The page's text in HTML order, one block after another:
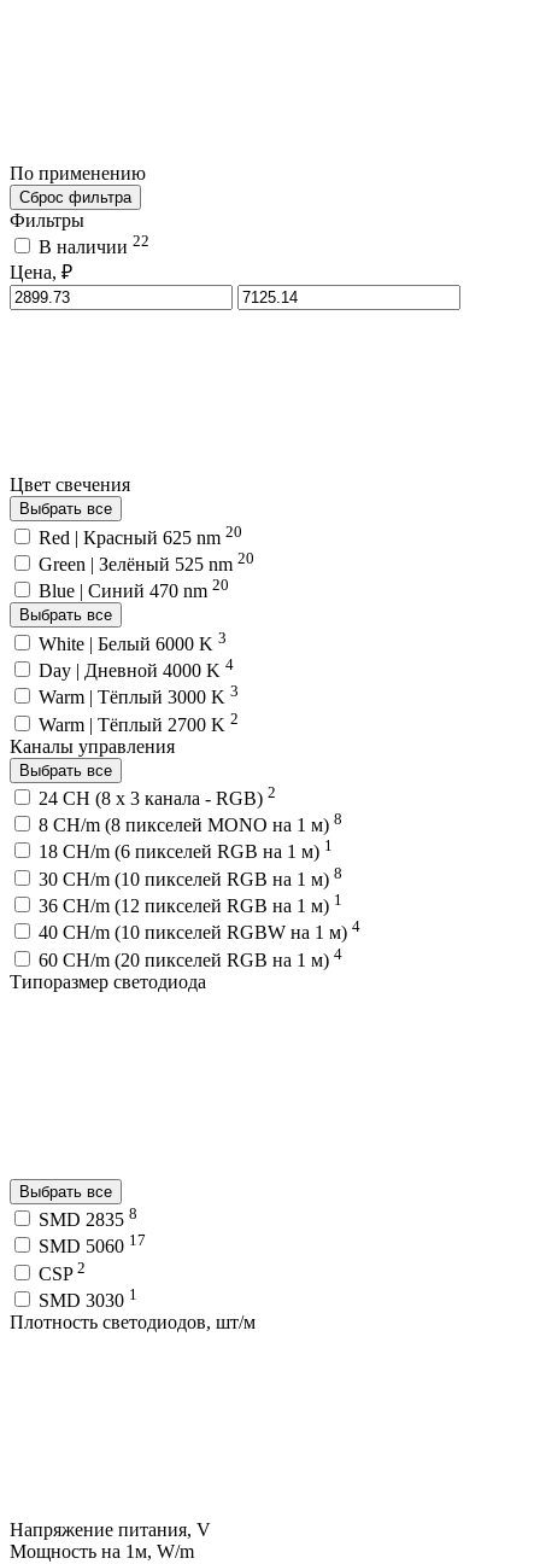
По применению
Сброс фильтра
Фильтры
В наличии 22
Цена, ₽
Цвет свечения
Выбрать все
Red | Красный 625 nm 20
Green | Зелёный 525 nm 20
Blue | Синий 470 nm 20
Выбрать все
White | Белый 6000 K 3
Day | Дневной 4000 K 4
Warm | Тёплый 3000 K 3
Warm | Тёплый 2700 K 2
Каналы управления
Выбрать все
24 CH (8 x 3 канала - RGB) 2
8 CH/m (8 пикселей MONO на 1 м) 8
18 CH/m (6 пикселей RGB на 1 м) 1
30 CH/m (10 пикселей RGB на 1 м) 8
36 CH/m (12 пикселей RGB на 1 м) 1
40 CH/m (10 пикселей RGBW на 1 м) 4
60 CH/m (20 пикселей RGB на 1 м) 4
Типоразмер светодиода
Выбрать все
SMD 2835 8
SMD 5060 17
CSP 2
SMD 3030 1
Плотность светодиодов, шт/м
Напряжение питания, V
Мощность на 1м, W/m